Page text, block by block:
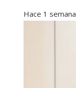
Hace 1 semana